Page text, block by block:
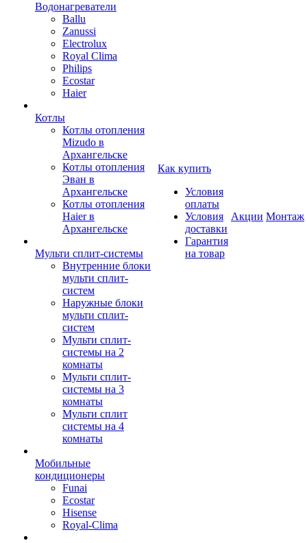
Водонагреватели
Ballu
Zanussi
Electrolux
Royal Clima
Philips
Ecostar
Haier
Котлы
Котлы отопления
Mizudo в
Архангельске
Котлы отопления
Эван в
Архангельске
Котлы отопления
Haier в
Архангельске
Мульти сплит-системы
Внутренние блоки
мульти сплит-
систем
Наружные блоки
мульти сплит-
систем
Мульти сплит-
системы на 2
комнаты
Мульти сплит-
системы на 3
комнаты
Мульти сплит
системы на 4
комнаты
Мобильные
кондиционеры
Funai
Ecostar
Hisense
Royal-Clima
Как купить
Условия
оплаты
Условия
доставки
Гарантия
на товар
Акции Монтаж